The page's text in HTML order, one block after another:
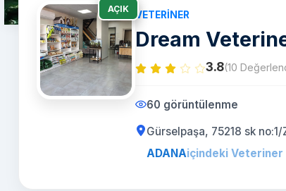
AÇIK
VETERINER
Dream
3.8(10
60 görüntülenme
Gürselpaşa, 75218 sk
ADANAiçindeki Veteriner